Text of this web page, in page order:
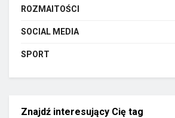
ROZMAITOŚCI
SOCIAL MEDIA
SPORT
Znajdź interesujący Cię tag